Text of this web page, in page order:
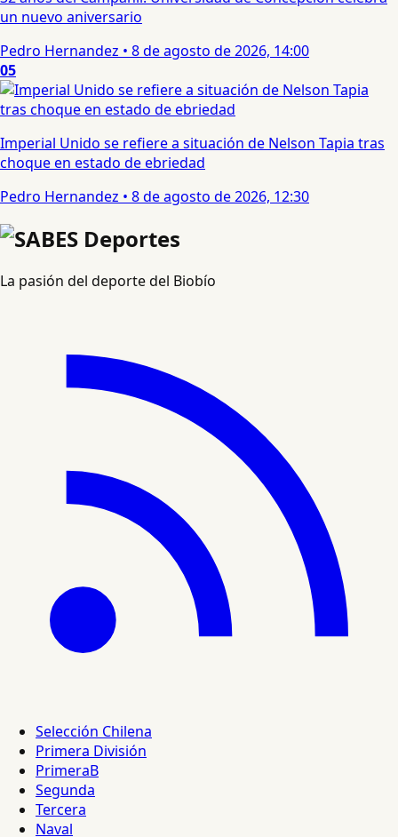
un nuevo aniversario
Pedro Hernandez • 8 de agosto de 2026, 14:00
05
Imperial Unido se refiere a situación de Nelson Tapia tras
choque en estado de ebriedad
Pedro Hernandez • 8 de agosto de 2026, 12:30
La pasión del deporte del Biobío
Selección Chilena
Primera División
PrimeraB
Segunda
Tercera
Naval